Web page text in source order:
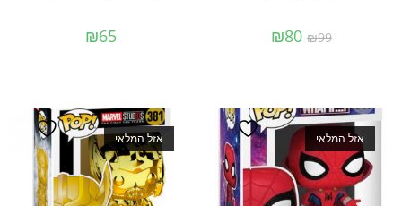
₪99
₪80
₪65
אזל המלאי אזל המלאי